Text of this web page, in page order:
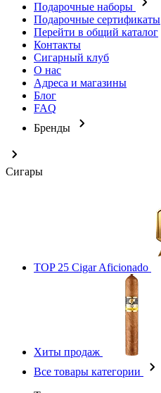
Подарочные наборы
Подарочные сертификаты
Перейти в общий каталог
Контакты
Сигарный клуб
О нас
Адреса и магазины
Блог
FAQ
Бренды
Сигары
TOP 25 Cigar Aficionado
Хиты продаж
Все товары категории